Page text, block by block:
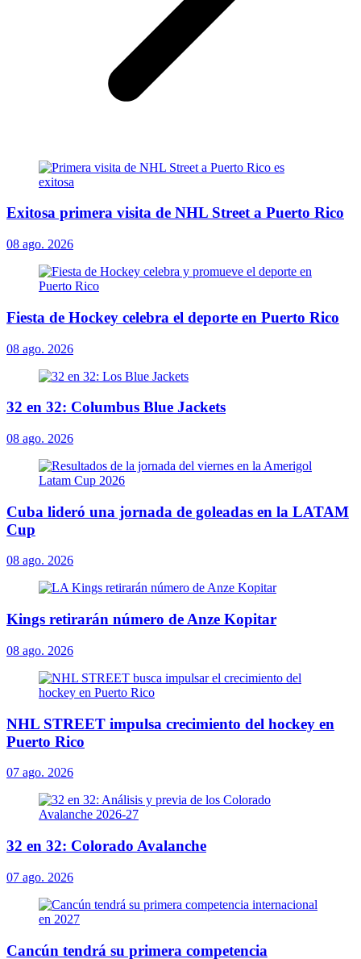
Exitosa primera visita de NHL Street a Puerto Rico
08 ago. 2026
Fiesta de Hockey celebra el deporte en Puerto Rico
08 ago. 2026
32 en 32: Columbus Blue Jackets
08 ago. 2026
Cuba lideró una jornada de goleadas en la LATAM
Cup
08 ago. 2026
Kings retirarán número de Anze Kopitar
08 ago. 2026
NHL STREET impulsa crecimiento del hockey en
Puerto Rico
07 ago. 2026
32 en 32: Colorado Avalanche
07 ago. 2026
Cancún tendrá su primera competencia